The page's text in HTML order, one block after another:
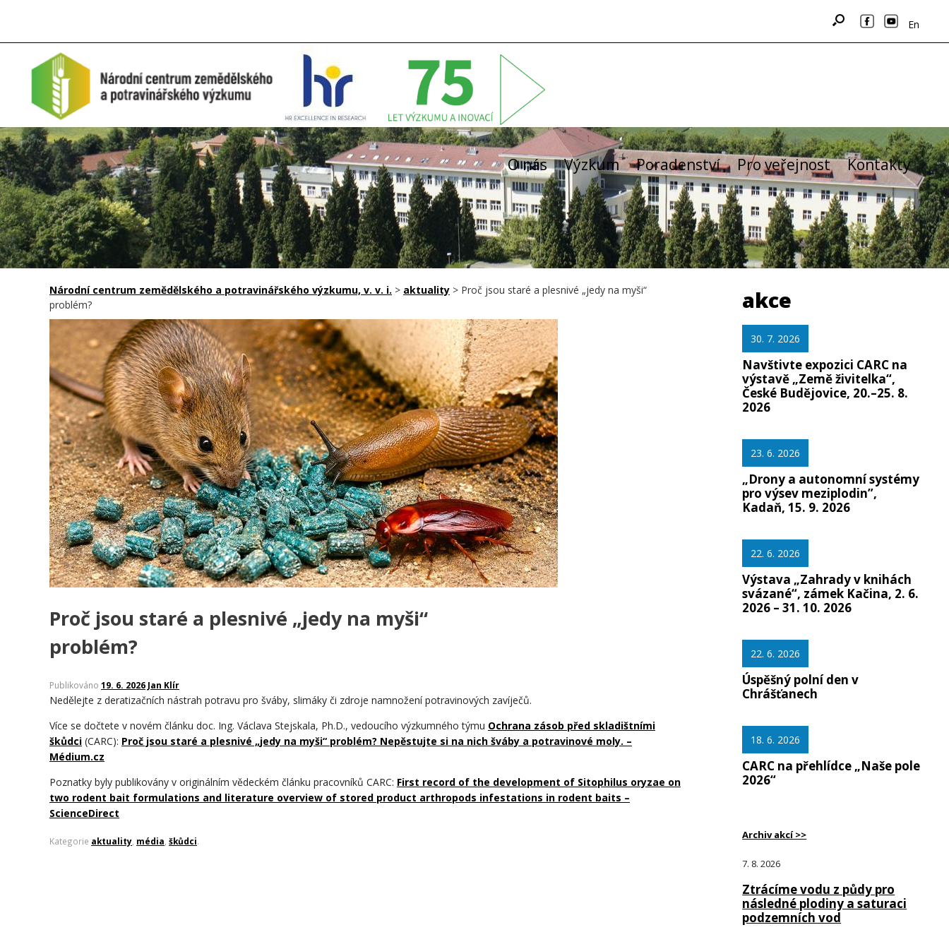
En
O nás Výzkum Poradenství Pro veřejnost Kontakty
Národní centrum zemědělského a potravinářského výzkumu, v. v. i. > aktuality > Proč jsou staré a plesnivé „jedy na myši“
problém?
Proč jsou staré a plesnivé „jedy na myši“
problém?
Publikováno 19. 6. 2026 Jan Klír
Nedělejte z deratizačních nástrah potravu pro šváby, slimáky či zdroje namnožení potravinových zavíječů.
Více se dočtete v novém článku doc. Ing. Václava Stejskala, Ph.D., vedoucího výzkumného týmu Ochrana zásob před skladištními
škůdci (CARC): Proč jsou staré a plesnivé „jedy na myši“ problém? Nepěstujte si na nich šváby a potravinové moly. –
Médium.cz
Poznatky byly publikovány v originálním vědeckém článku pracovníků CARC: First record of the development of Sitophilus oryzae on
two rodent bait formulations and literature overview of stored product arthropods infestations in rodent baits –
ScienceDirect
Kategorie aktuality média škůdci.
akce
30. 7. 2026
Navštivte expozici CARC na
výstavě „Země živitelka“,
České Budějovice, 20.–25. 8.
2026
23. 6. 2026
„Drony a autonomní systémy
pro výsev meziplodin”,
Kadaň, 15. 9. 2026
22. 6. 2026
Výstava „Zahrady v knihách
svázané“, zámek Kačina, 2. 6.
2026 – 31. 10. 2026
22. 6. 2026
Úspěšný polní den v
Chrášťanech
18. 6. 2026
CARC na přehlídce „Naše pole
2026“
Archiv akcí >>
7. 8. 2026
Ztrácíme vodu z půdy pro
následné plodiny a saturaci
podzemních vod